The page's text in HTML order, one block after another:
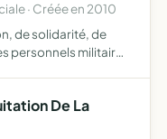
· Créée en 2010
de solidarité, de
personnels militaires
De La